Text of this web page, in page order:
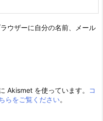
ウザーに自分の名前、メール
Akismet を使っています。
コ
らをご覧ください。